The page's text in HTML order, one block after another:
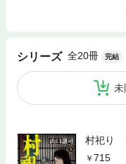
シリーズ 全20冊 完結
未
村祀り
715